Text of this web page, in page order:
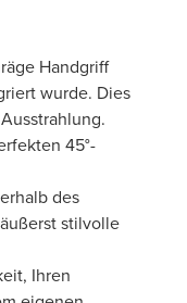
Handgriff
wurde. Dies
45°-
des
stilvolle
Ihren